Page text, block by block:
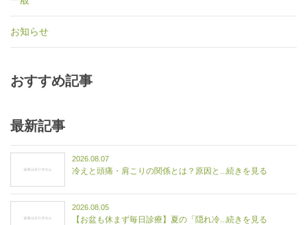
お知らせ
おすすめ記事
最新記事
2026.08.07
冷えと頭痛・肩こりの関係とは？原因と...続きを見る
2026.08.05
【お盆も休まず毎日診療】夏の「隠れ冷...続きを見る